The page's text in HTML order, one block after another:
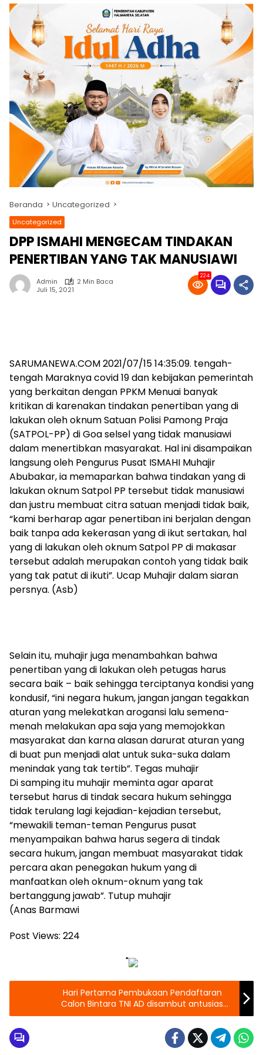
Beranda Uncategorized
Uncategorized
DPP ISMAHI MENGECAM TINDAKAN
PENERTIBAN YANG TAK MANUSIAWI
Admin
2 Min Baca
Juli 15, 2021
224
SARUMANEWA.COM 2021/07/15 14:35:09. tengah-
tengah Maraknya covid 19 dan kebijakan pemerintah
yang berkaitan dengan PPKM Menuai banyak
kritikan di karenakan tindakan penertiban yang di
lakukan oleh oknum Satuan Polisi Pamong Praja
(SATPOL-PP) di Goa selsel yang tidak manusiawi
dalam menertibkan masyarakat. Hal ini disampaikan
langsung oleh Pengurus Pusat ISMAHI Muhajir
Abubakar, ia memaparkan bahwa tindakan yang di
lakukan oknum Satpol PP tersebut tidak manusiawi
dan justru membuat citra satuan menjadi tidak baik,
“kami berharap agar penertiban ini berjalan dengan
baik tanpa ada kekerasan yang di ikut sertakan, hal
yang di lakukan oleh oknum Satpol PP di makasar
tersebut adalah merupakan contoh yang tidak baik
yang tak patut di ikuti”. Ucap Muhajir dalam siaran
persnya. (Asb)
Selain itu, muhajir juga menambahkan bahwa
penertiban yang di lakukan oleh petugas harus
secara baik – baik sehingga terciptanya kondisi yang
kondusif, “ini negara hukum, jangan jangan tegakkan
aturan yang melekatkan arogansi lalu semena-
menah melakukan apa saja yang memojokkan
masyarakat dan karna alasan darurat aturan yang
di buat pun menjadi alat untuk suka-suka dalam
menindak yang tak tertib”. Tegas muhajir
Di samping itu muhajir meminta agar aparat
tersebut harus di tindak secara hukum sehingga
tidak terulang lagi kejadian-kejadian tersebut,
“mewakili teman-teman Pengurus pusat
menyampaikan bahwa harus segera di tindak
secara hukum, jangan membuat masyarakat tidak
percara akan penegakan hukum yang di
manfaatkan oleh oknum-oknum yang tak
bertanggung jawab”. Tutup muhajir
(Anas Barmawi
Post Views: 224
"
Hari Pertama Pembukaan Pendaftaran
Calon Bintara TNI AD disambut antusias
Oleh para Pemuda Halsel